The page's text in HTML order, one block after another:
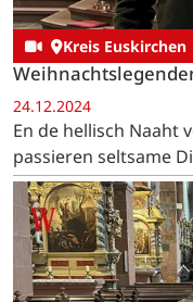
Kreis Euskirchen
24.12.2024
En de hellisch Naaht
passieren seltsame